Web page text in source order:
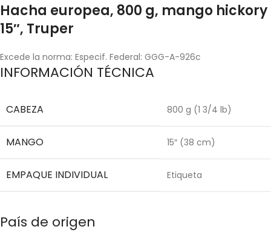
Hacha europea, 800 g, mango hickory
15″, Truper
Excede la norma: Especif. Federal: GGG-A-926c
INFORMACIÓN TÉCNICA
CABEZA 800 g (1 3/4 lb)
MANGO 15″ (38 cm)
EMPAQUE INDIVIDUAL Etiqueta
País de origen